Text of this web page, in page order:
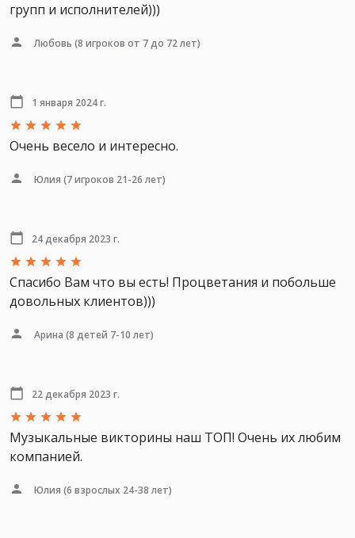
групп и исполнителей)))
Любовь (8 игроков от 7 до 72 лет)
1 января 2024 г.
Очень весело и интересно.
Юлия (7 игроков 21-26 лет)
24 декабря 2023 г.
Спасибо Вам что вы есть! Процветания и побольше
довольных клиентов)))
Арина (8 детей 7-10 лет)
22 декабря 2023 г.
Музыкальные викторины наш ТОП! Очень их любим
компанией.
Юлия (6 взрослых 24-38 лет)